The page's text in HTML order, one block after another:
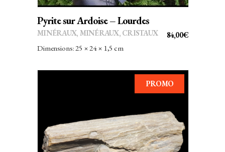
Pyrite sur Ardoise – Lourdes
84,00€
MINÉRAUX, MINÉRAUX, CRISTAUX
Dimensions: 25 × 24 × 1,5 cm
PROMO
AJOUTER AU PANIER